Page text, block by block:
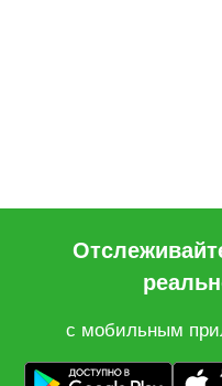
с мобильным